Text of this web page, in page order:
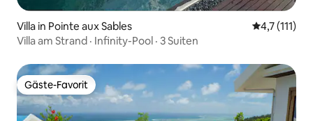
Villa in Pointe aux Sables
4,7 (111)
Villa am Strand · Infinity-Pool · 3 Suiten
Gäste-Favorit
Gäste-Favorit